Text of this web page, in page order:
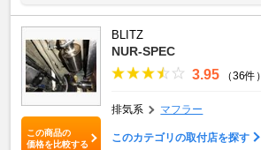
この商品の
価格を比較する
BLITZ
NUR-SPEC
3.95 （36件）
排気系 マフラー
このカテゴリの取付店を探す